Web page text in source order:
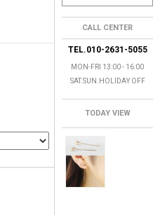
CALL CENTER
TEL.010-2631-5055
MON-FRI 13:00 - 16:00
SAT.SUN.HOLIDAY OFF
TODAY VIEW
0원